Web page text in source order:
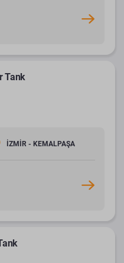
Tank
İZMİR - KEMALPAŞA